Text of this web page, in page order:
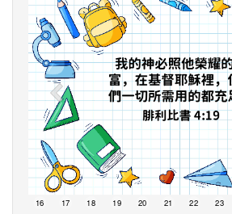
16 17 18 19 20 21 22 23